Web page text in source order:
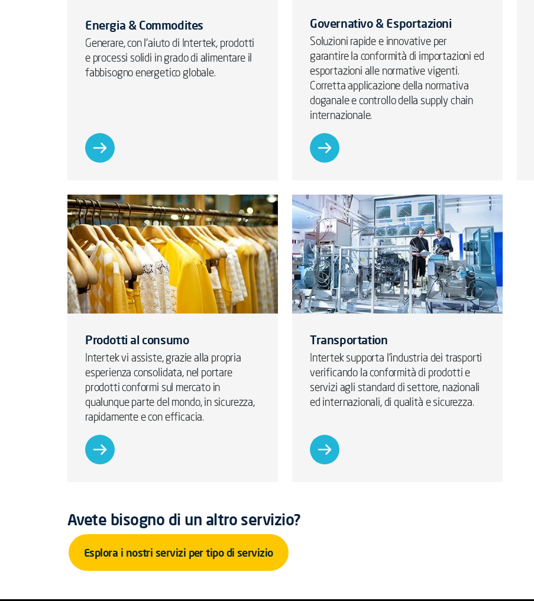
Energia & Commodites
Generare, con l'aiuto di Intertek, prodotti
e processi solidi in grado di alimentare il
fabbisogno energetico globale.
Governativo & Esportazioni
Soluzioni rapide e innovative per
garantire la conformità di importazioni ed
esportazioni alle normative vigenti.
Corretta applicazione della normativa
doganale e controllo della supply chain
internazionale.
Prodotti al consumo
Intertek vi assiste, grazie alla propria
esperienza consolidata, nel portare
prodotti conformi sul mercato in
qualunque parte del mondo, in sicurezza,
rapidamente e con efficacia.
Transportation
Intertek supporta l'industria dei trasporti
verificando la conformità di prodotti e
servizi agli standard di settore, nazionali
ed internazionali, di qualità e sicurezza.
Avete bisogno di un altro servizio?
Esplora i nostri servizi per tipo di servizio